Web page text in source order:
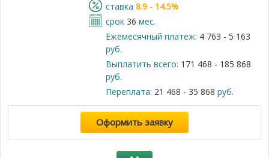
cтавка 8.9 - 14.5%
срок 36 мес.
Ежемесячный платеж: 4 763 - 5 163
руб.
Выплатить всего: 171 468 - 185 868
руб.
Переплата: 21 468 - 35 868 руб.
Оформить заявку